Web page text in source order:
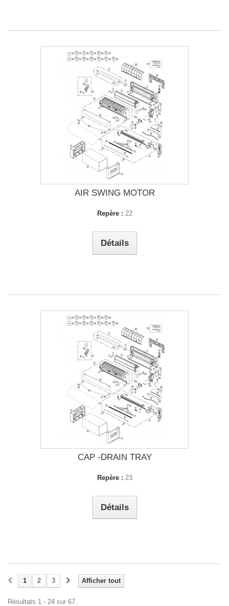
AIR SWING MOTOR
Repère : 22
Détails
CAP -DRAIN TRAY
Repère : 23
Détails
Afficher tout
1 2 3
Résultats 1 - 24 sur 67.